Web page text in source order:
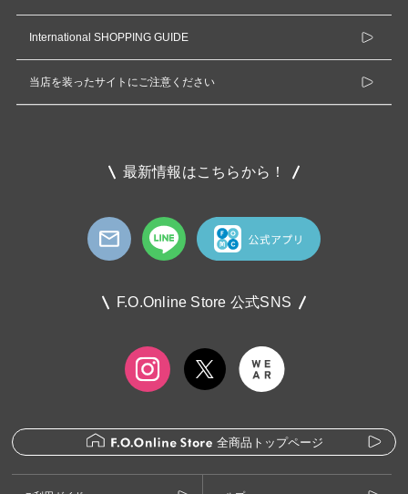
International SHOPPING GUIDE
当店を装ったサイトにご注意ください
最新情報はこちらから！
F.O.Online Store 公式SNS
全商品トップページ